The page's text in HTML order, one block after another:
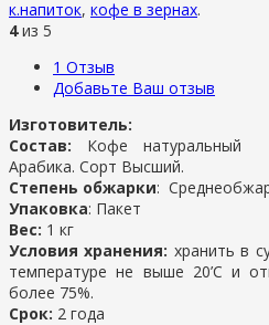
к.напиток, кофе в зернах.
4из 5
1 Отзыв
Добавьте Ваш отзыв
Изготовитель:
Состав: Кофе натуральный
Арабика. Сорт Высший.
Степень обжарки:
Упаковка: Пакет
Вес: 1 кг
Условия хранения: хранить в
температуре не выше 20’С и
более 75%.
Срок: 2 года